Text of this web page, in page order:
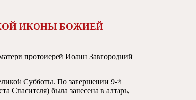
ИКОНЫ БОЖИЕЙ
протоиерей Иоанн Завгородний
Субботы. По завершении 9-й
Спасителя) была занесена в алтарь,